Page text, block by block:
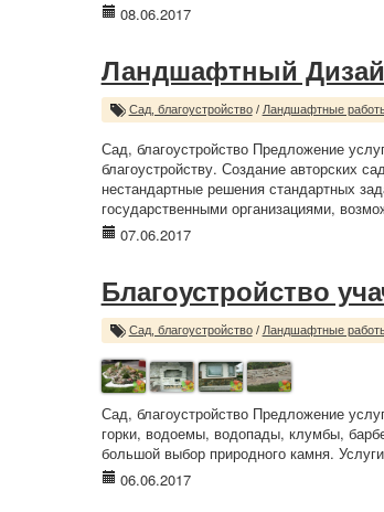
08.06.2017
Ландшафтный
Сад, благоустройство/ Ландшафтные
Сад, благоустройство Предложение
благоустройству. Создание авторских
нестандартные решения стандартных
государственными организациями,
07.06.2017
Благоустройство
Сад, благоустройство/ Ландшафтные
Сад, благоустройство Предложение
горки, водоемы, водопады, клумбы,
большой выбор природного камня.
06.06.2017